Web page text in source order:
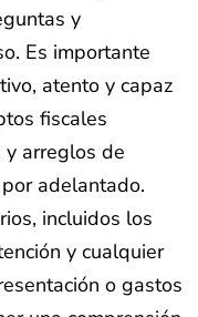
y
Es importante
atento y capaz
fiscales
y arreglos de
adelantado.
incluidos los
y cualquier
o gastos